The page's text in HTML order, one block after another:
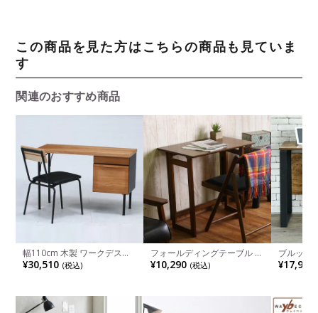
この商品を見た方はこちらの商品も見ていま
す
関連のおすすめ商品
幅110cm 木製 ワークデスク
レアル 収納付き デスク 引き
出し付き パソコンデスク 片
リビング リモートワーク
¥30,510 (税込)
フォールディングテーブル ミ
ラン コンパクト ワークデス
ク シンプルデザイン 幅700×
¥10,290 (税込)
ブルック
パソコン
幅900×
¥17,980